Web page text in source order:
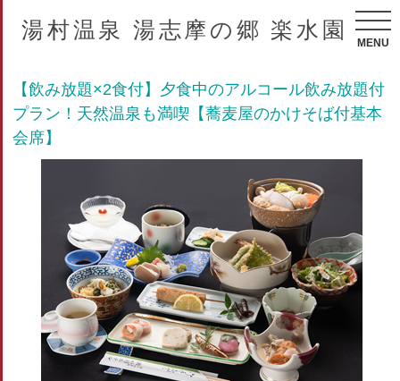
湯村温泉 湯志摩の郷 楽水園
MENU
【飲み放題×2食付】夕食中のアルコール飲み放題付
プラン！天然温泉も満喫【蕎麦屋のかけそば付基本
会席】